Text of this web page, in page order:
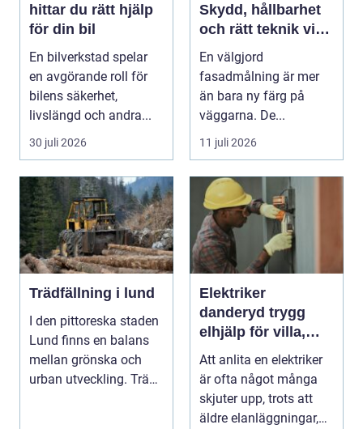
hittar du rätt hjälp
för din bil
En bilverkstad spelar
en avgörande roll för
bilens säkerhet,
livslängd och andra...
30 juli 2026
Skydd, hållbarhet
och rätt teknik vid
fasadmålning
En välgjord
fasadmålning är mer
än bara ny färg på
väggarna. De...
11 juli 2026
Trädfällning i lund
I den pittoreska staden
Lund finns en balans
mellan grönska och
urban utveckling. Träd
Elektriker
danderyd trygg
elhjälp för villa,
lägenhet och
företag
Att anlita en elektriker
är ofta något många
skjuter upp, trots att
äldre elanläggningar,